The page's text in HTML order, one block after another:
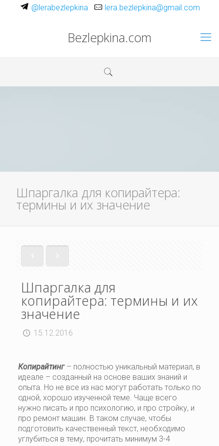
@lerabezlepkina lera.bezlepkina@gmail.com
Bezlepkina.com
Шпаргалка для копирайтера:
термины и их значение
Шпаргалка для
копирайтера: термины и их
значение
15.12.2016
Копирайтинг– полностью уникальный материал, в
идеале – созданный на основе ваших знаний и
опыта. Но не все из нас могут работать только по
одной, хорошо изученной теме. Чаще всего
нужно писать и про психологию, и про стройку, и
про ремонт машин. В таком случае, чтобы
подготовить качественный текст, необходимо
углубиться в тему, прочитать минимум 3-4